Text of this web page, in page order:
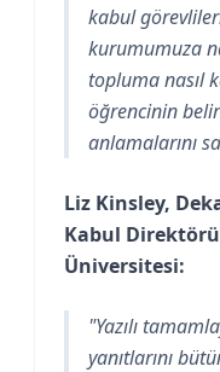
kabul
kurumumuza
topluma nasıl
öğrencinin
anlamalarını
Liz Kinsley,
Kabul
Üniversitesi:
"Yazılı
yanıtlarını